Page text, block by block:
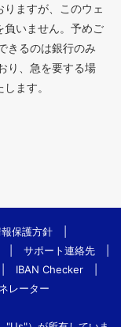
ますが、このウェ
負いません。予めご
きるのは銀行のみ
り、急を要する場
ます。
保護方針
サポート連絡先
IBAN Checker
レーター